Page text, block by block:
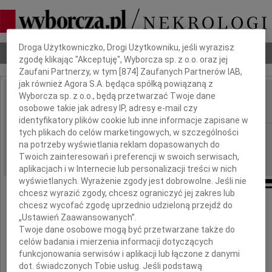
Nekrologi Odeszli Poradnik pogrzebowy
IMIĘ I NAZWISKO: Jacek Woźniakowski
REGION: Kraków
DATA EMISJI: 03.12.2012
Z żalem i w poczuciu wielkiej straty
przyjęliśmy wiadomość o śmierci
Dbamy o Twoją prywatność
Droga Użytkowniczko, Drogi Użytkowniku, jeśli wyrazisz
zgodę klikając "Akceptuję", Wyborcza sp. z o.o. oraz jej
Zaufani Partnerzy, w tym [874 ] Zaufanych Partnerów IAB,
jak również Agora S.A. będąca spółką powiązaną z
Wyborcza sp. z o.o., będą przetwarzać Twoje dane
osobowe takie jak adresy IP, adresy e-mail czy
identyfikatory plików cookie lub inne informacje zapisane w
tych plikach do celów marketingowych, w szczególności
na potrzeby wyświetlania reklam dopasowanych do
Twoich zainteresowań i preferencji w swoich serwisach,
aplikacjach i w Internecie lub personalizacji treści w nich
wyświetlanych. Wyrażenie zgody jest dobrowolne. Jeśli nie
chcesz wyrazić zgody, chcesz ograniczyć jej zakres lub
chcesz wycofać zgodę uprzednio udzieloną przejdź do
„Ustawień Zaawansowanych”.
Twoje dane osobowe mogą być przetwarzane także do
celów badania i mierzenia informacji dotyczących
funkcjonowania serwisów i aplikacji lub łączone z danymi
dot. świadczonych Tobie usług. Jeśli podstawą